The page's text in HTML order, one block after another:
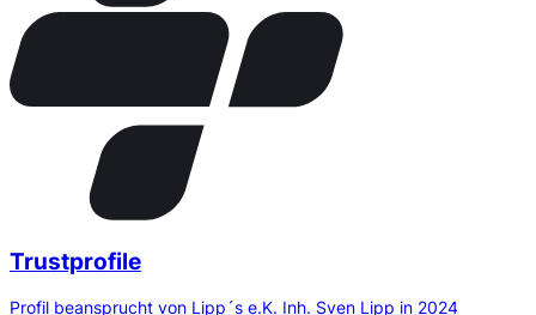
Trustprofile
Profil beansprucht von Lipp´s e.K. Inh. Sven Lipp in 2024